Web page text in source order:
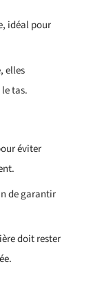
idéal pour
elles
tas.
éviter
de garantir
doit rester